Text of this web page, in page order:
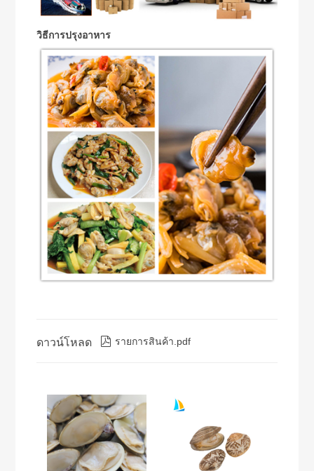
วิธีการปรุงอาหาร
ดาวน์โหลด  รายการสินค้า.pdf